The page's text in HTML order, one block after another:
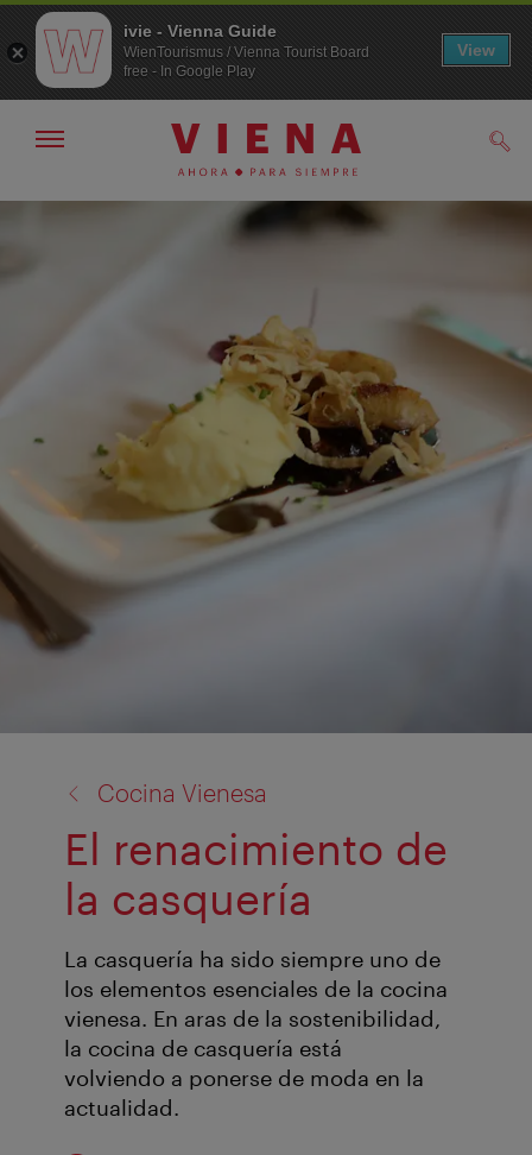
A
Al
Mostrar/ocultar
Cocina Vienesa
El renacimiento de
la casquería
La casquería ha sido siempre uno de
los elementos esenciales de la cocina
vienesa. En aras de la sostenibilidad,
la cocina de casquería está
volviendo a ponerse de moda en la
actualidad.
ivie - Vienna Guide
WienTourismus / Vienna Tourist Board
free - In Google Play
View